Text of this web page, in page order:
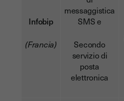
Infobip
(Francia)
messaggistica
SMS e
Secondo
servizio di
posta
elettronica